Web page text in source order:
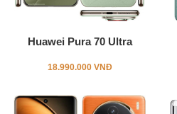
Huawei Pura 70 Ultra
18.990.000 VNĐ